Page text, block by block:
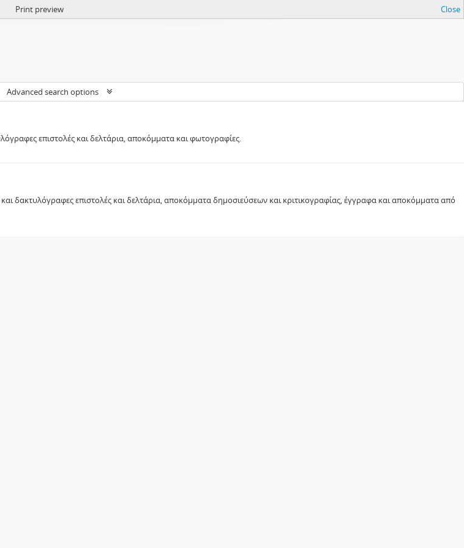
Print preview Close
Advanced search options
επιστολές και δελτάρια, αποκόμματα και φωτογραφίες.
δακτυλόγραφες επιστολές και δελτάρια, αποκόμματα δημοσιεύσεων και κριτικογραφίας, έγγραφα και αποκόμματα από